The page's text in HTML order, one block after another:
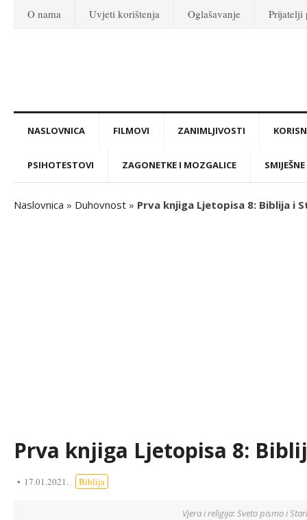
O nama Uvjeti korištenja Oglašavanje Prijatelji
NASLOVNICA FILMOVI ZANIMLJIVOSTI
PSIHOTESTOVI ZAGONETKE I MOZGALICE
Naslovnica » Duhovnost » Prva knjiga Ljetopisa 8: Biblija i
Prva knjiga Ljetopisa 8:
17.01.2021. Biblija
Vjera i religija: Sveto pismo i